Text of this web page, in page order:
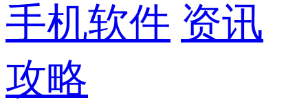
手机软件 资讯
攻略